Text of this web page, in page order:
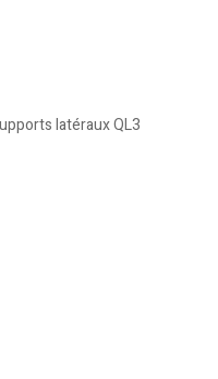
latéraux QL3